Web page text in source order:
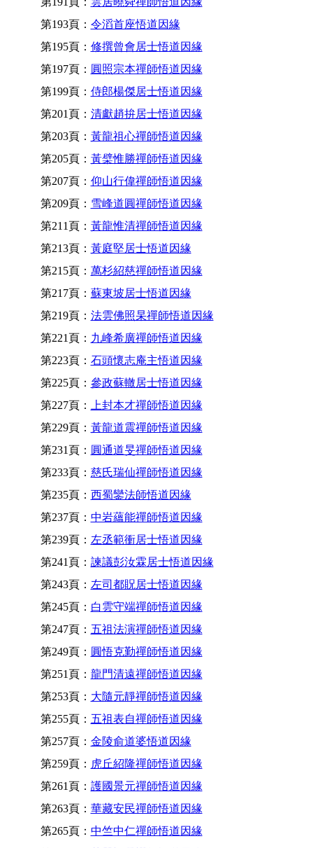
第193頁： 令滔首座悟道因緣
第195頁： 修撰曾會居士悟道因緣
第197頁： 圓照宗本禪師悟道因緣
第199頁： 侍郎楊傑居士悟道因緣
第201頁： 清獻趙拚居士悟道因緣
第203頁： 黃龍祖心禪師悟道因緣
第205頁： 黃檗惟勝禪師悟道因緣
第207頁： 仰山行偉禪師悟道因緣
第209頁： 雪峰道圓禪師悟道因緣
第211頁： 黃龍惟清禪師悟道因緣
第213頁： 黃庭堅居士悟道因緣
第215頁： 萬杉紹慈禪師悟道因緣
第217頁： 蘇東坡居士悟道因緣
第219頁： 法雲佛照杲禪師悟道因緣
第221頁： 九峰希廣禪師悟道因緣
第223頁： 石頭懷志庵主悟道因緣
第225頁： 參政蘇轍居士悟道因緣
第227頁：
上封本才禪師悟道因緣
第229頁： 黃龍道震禪師悟道因緣
第231頁： 圓通道旻禪師悟道因緣
第233頁： 慈氏瑞仙禪師悟道因緣
第235頁： 西蜀鑾法師悟道因緣
第237頁： 中岩蘊能禪師悟道因緣
第239頁： 左丞範衝居士悟道因緣
第241頁： 諫議彭汝霖居士悟道因緣
第243頁： 左司都貺居士悟道因緣
第245頁： 白雲守端禪師悟道因緣
第247頁： 五祖法演禪師悟道因緣
第249頁： 圓悟克勤禪師悟道因緣
第251頁： 龍門清遠禪師悟道因緣
第253頁： 大隨元靜禪師悟道因緣
第255頁： 五祖表自禪師悟道因緣
第257頁： 金陵俞道婆悟道因緣
第259頁： 虎丘紹隆禪師悟道因緣
第261頁： 護國景元禪師悟道因緣
第263頁： 華藏安民禪師悟道因緣
第265頁： 中竺中仁禪師悟道因緣